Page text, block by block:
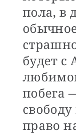
пола, в
будет с
побега
право